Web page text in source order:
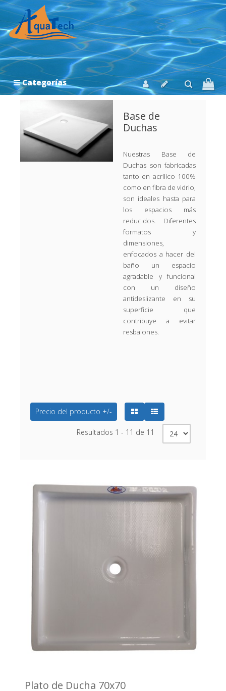
Categorías
Base de
Duchas
Nuestras Base de
Duchas son fabricadas
tanto en acrílico 100%
como en fibra de vidrio,
son ideales hasta para
los espacios más
reducidos. Diferentes
formatos y
dimensiones,
enfocados a hacer del
baño un espacio
agradable y funcional
con un diseño
antideslizante en su
superficie que
contribuye a evitar
resbalones.
Precio del producto +/-
Resultados 1 - 11 de 11
Plato de Ducha 70x70